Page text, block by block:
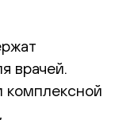
врачей.
комплексной